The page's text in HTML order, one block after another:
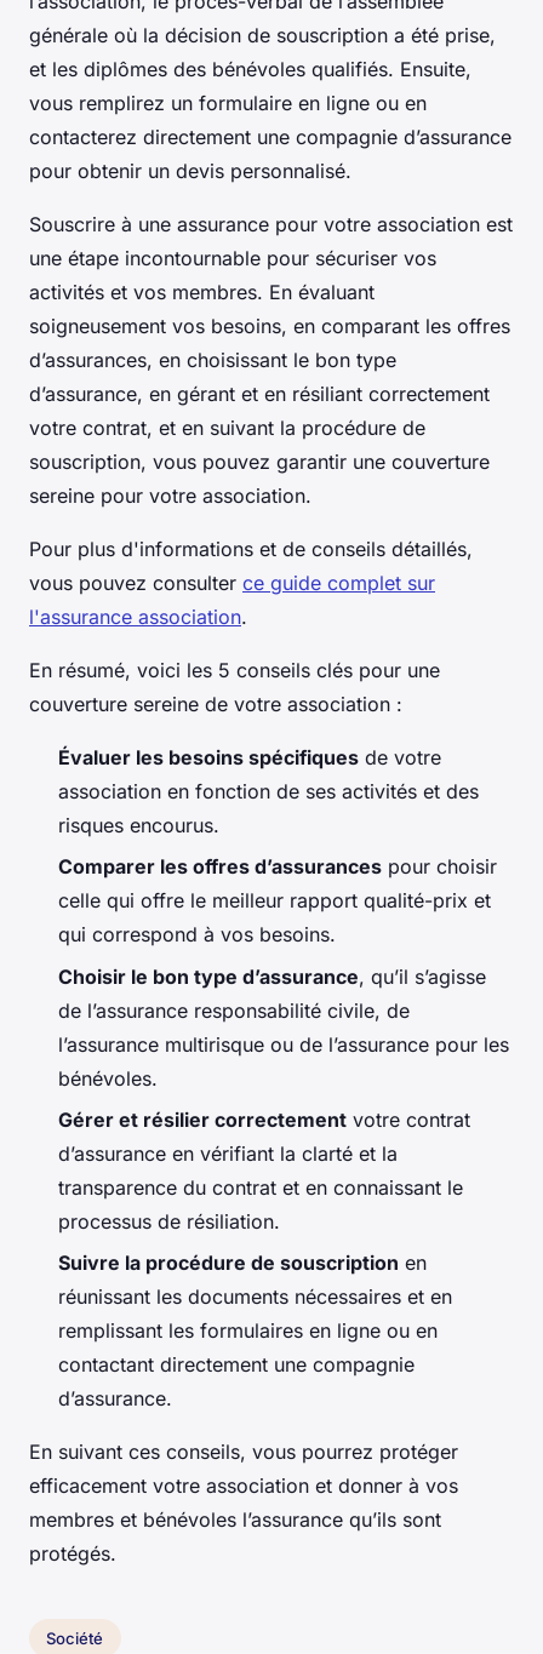
générale où la décision de souscription a été prise,
et les diplômes des bénévoles qualifiés. Ensuite,
vous remplirez un formulaire en ligne ou en
contacterez directement une compagnie d’assurance
pour obtenir un devis personnalisé.
Souscrire à une assurance pour votre association est
une étape incontournable pour sécuriser vos
activités et vos membres. En évaluant
soigneusement vos besoins, en comparant les offres
d’assurances, en choisissant le bon type
d’assurance, en gérant et en résiliant correctement
votre contrat, et en suivant la procédure de
souscription, vous pouvez garantir une couverture
sereine pour votre association.
Pour plus d'informations et de conseils détaillés,
vous pouvez consulter ce guide complet sur
l'assurance association.
En résumé, voici les 5 conseils clés pour une
couverture sereine de votre association :
Évaluer les besoins spécifiques de votre
association en fonction de ses activités et des
risques encourus.
Comparer les offres d’assurances pour choisir
celle qui offre le meilleur rapport qualité-prix et
qui correspond à vos besoins.
Choisir le bon type d’assurance, qu’il s’agisse
de l’assurance responsabilité civile, de
l’assurance multirisque ou de l’assurance pour les
bénévoles.
Gérer et résilier correctement votre contrat
d’assurance en vérifiant la clarté et la
transparence du contrat et en connaissant le
processus de résiliation.
Suivre la procédure de souscription en
réunissant les documents nécessaires et en
remplissant les formulaires en ligne ou en
contactant directement une compagnie
d’assurance.
En suivant ces conseils, vous pourrez protéger
efficacement votre association et donner à vos
membres et bénévoles l’assurance qu’ils sont
protégés.
Société